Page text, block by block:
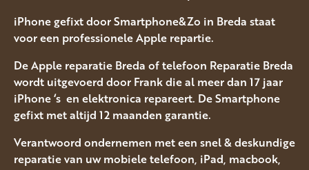
iPhone gefixt door Smartphone&Zo in Breda staat
voor een professionele Apple repartie.
De Apple reparatie Breda of telefoon Reparatie Breda
wordt uitgevoerd door Frank die al meer dan 17 jaar
iPhone ‘s en elektronica repareert. De Smartphone
gefixt met altijd 12 maanden garantie.
Verantwoord ondernemen met een snel & deskundige
reparatie van uw mobiele telefoon, iPad, macbook,